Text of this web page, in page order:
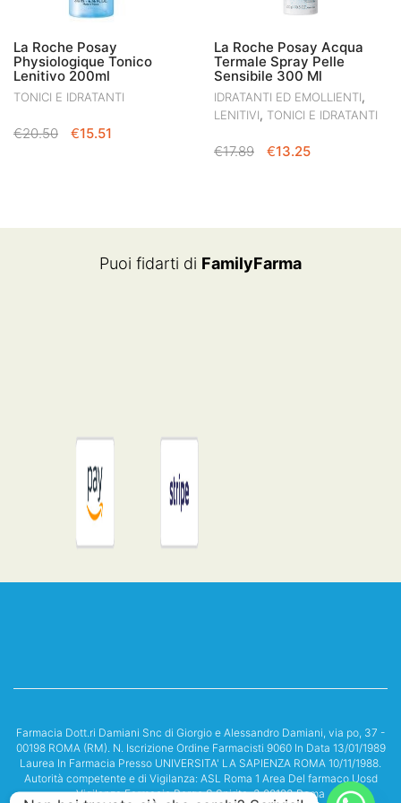
La Roche Posay
Physiologique Tonico
Lenitivo 200ml
TONICI E IDRATANTI
€20.50
IL
€15.51
La Roche Posay Acqua
Termale Spray Pelle
Sensibile 300 Ml
IDRATANTI ED EMOLLIENTI,
LENITIVI, TONICI E IDRATANTI
€17.89
IL
€17.89.
€13.25IL
€13.25.
Puoi fidarti di FamilyFarma
Farmacia Dott.ri Damiani Snc di Giorgio e Alessandro Damiani, via po, 37 -
00198 ROMA (RM). N. Iscrizione Ordine Farmacisti 9060 In Data 13/01/1989
Laurea In Farmacia Presso UNIVERSITA' LA SAPIENZA ROMA 10/11/1988.
Autorità competente e di Vigilanza: ASL Roma 1 Area Del farmaco Uosd
Vigilanza Farmacie Borgo S.Spirito, 3 00193 Roma